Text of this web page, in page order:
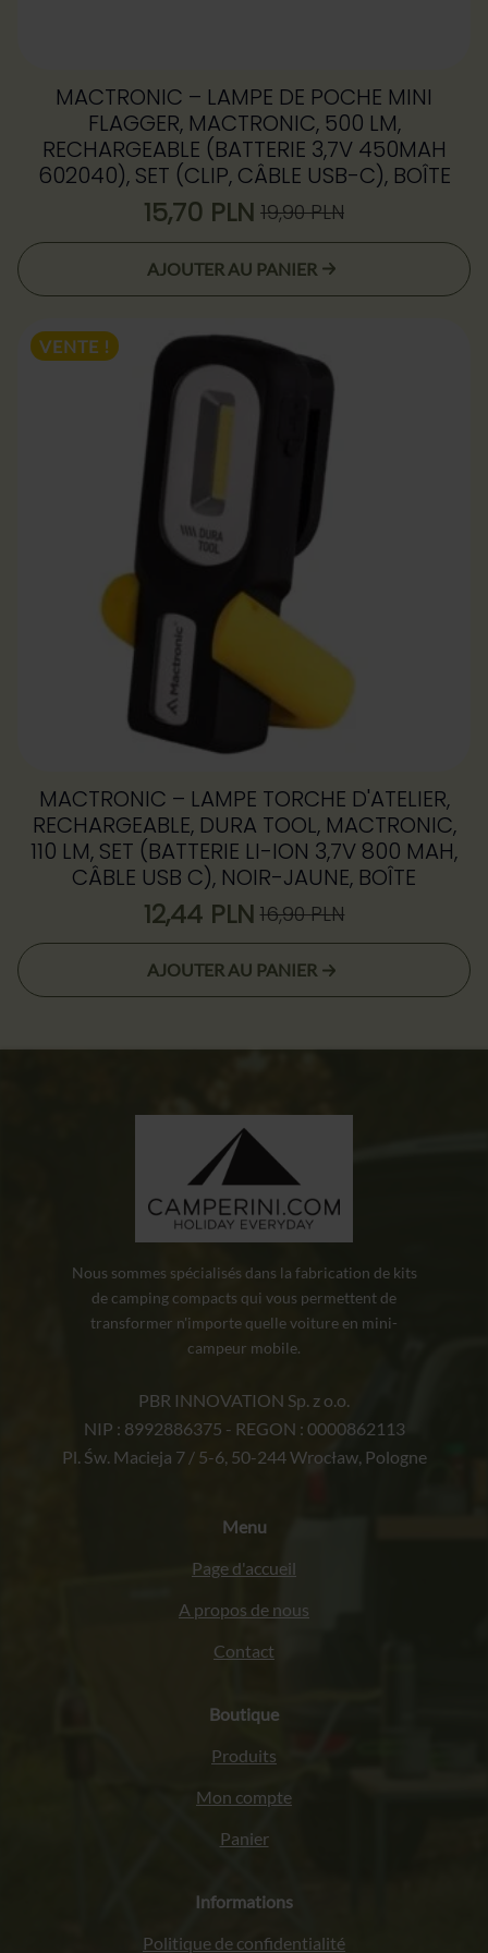
MACTRONIC – LAMPE DE POCHE MINI
FLAGGER, MACTRONIC, 500 LM,
RECHARGEABLE (BATTERIE 3,7V 450MAH
602040), SET (CLIP, CÂBLE USB-C), BOÎTE
19,90PLN
Le
prix
initial
19,90 zł.
15,70 PLNLe
prix
actuel
15,70 zł.
AJOUTER AU PANIER
VENTE !
MACTRONIC – LAMPE TORCHE D'ATELIER,
RECHARGEABLE, DURA TOOL, MACTRONIC,
110 LM, SET (BATTERIE LI-ION 3,7V 800 MAH,
CÂBLE USB C), NOIR-JAUNE, BOÎTE
16,90PLN
Le
prix
initial
16,90 zł.
12,44 PLNLe
prix
actuel
12,44 zł.
AJOUTER AU PANIER
Nous sommes spécialisés dans la fabrication de kits
de camping compacts qui vous permettent de
transformer n'importe quelle voiture en mini-
campeur mobile.
PBR INNOVATION Sp. z o.o.
NIP : 8992886375 - REGON : 0000862113
Pl. Św. Macieja 7 / 5-6, 50-244 Wrocław, Pologne
Menu
Page d'accueil
A propos de nous
Contact
Boutique
Produits
Mon compte
Panier
Informations
Politique de confidentialité